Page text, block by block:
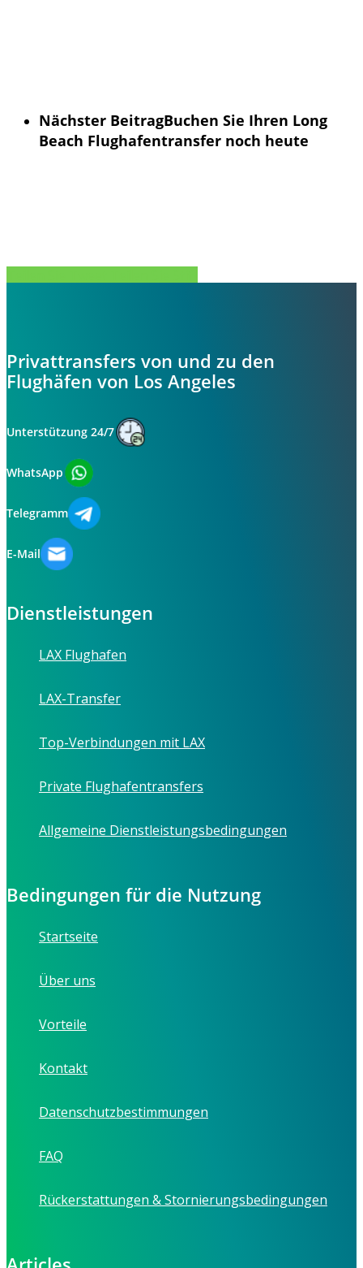
Nächster BeitragBuchen Sie Ihren Long
Beach Flughafentransfer noch heute
Privattransfers von und zu den
Flughäfen von Los Angeles
Unterstützung 24/7
WhatsApp
Telegramm
E-Mail
Dienstleistungen
LAX Flughafen
LAX-Transfer
Top-Verbindungen mit LAX
Private Flughafentransfers
Allgemeine Dienstleistungsbedingungen
Bedingungen für die Nutzung
Startseite
Über uns
Vorteile
Kontakt
Datenschutzbestimmungen
FAQ
Rückerstattungen & Stornierungsbedingungen